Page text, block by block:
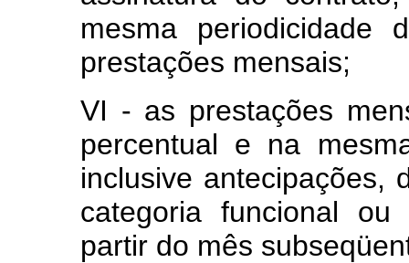
mesma periodicidade
prestações mensais;
VI - as prestações
percentual e na
inclusive antecipações,
categoria funcional
partir do mês